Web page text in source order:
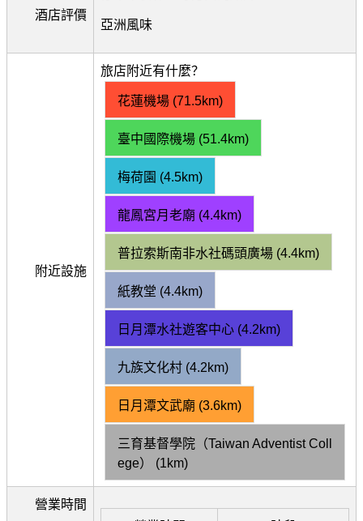
酒店評價
亞洲風味
附近設施
旅店附近有什麼？
花蓮機場 (71.5km)
臺中國際機場 (51.4km)
梅荷園 (4.5km)
龍鳳宮月老廟 (4.4km)
普拉索斯南非水社碼頭廣場 (4.4km)
紙教堂 (4.4km)
日月潭水社遊客中心 (4.2km)
九族文化村 (4.2km)
日月潭文武廟 (3.6km)
三育基督學院（Taiwan Adventist Coll
ege） (1km)
營業時間